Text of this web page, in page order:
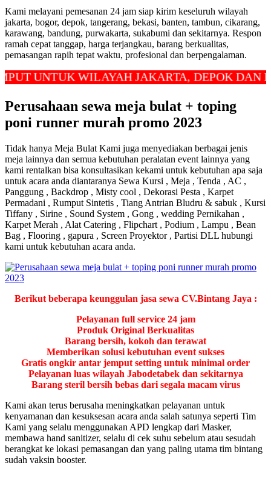
Kami melayani pemesanan 24 jam siap kirim keseluruh wilayah
jakarta, bogor, depok, tangerang, bekasi, banten, tambun, cikarang,
karawang, bandung, purwakarta, sukabumi dan sekitarnya. Respon
ramah cepat tanggap, harga terjangkau, barang berkualitas,
pemasangan rapih tepat waktu, profesional dan berpengalaman.
WILAYAH JAKARTA, DEPOK DAN
Perusahaan sewa meja bulat + toping
poni runner murah promo 2023
Tidak hanya Meja Bulat Kami juga menyediakan berbagai jenis
meja lainnya dan semua kebutuhan peralatan event lainnya yang
kami rentalkan bisa konsultasikan kekami untuk kebutuhan apa saja
untuk acara anda diantaranya Sewa Kursi , Meja , Tenda , AC ,
Panggung , Backdrop , Misty cool , Dekorasi Pesta , Karpet
Permadani , Rumput Sintetis , Tiang Antrian Bludru & sabuk , Kursi
Tiffany , Sirine , Sound System , Gong , wedding Pernikahan ,
Karpet Merah , Alat Catering , Flipchart , Podium , Lampu , Bean
Bag , Flooring , gapura , Screen Proyektor , Partisi DLL hubungi
kami untuk kebutuhan acara anda.
Berikut beberapa keunggulan jasa sewa CV.Bintang Jaya :
Pelayanan full service 24 jam
Produk Original Berkualitas
Barang bersih, kokoh dan terawat
Memberikan solusi kebutuhan event sukses
Gratis ongkir antar jemput setting untuk minimal order
Pelayanan luas wilayah Jabodetabek dan sekitarnya
Barang steril bersih bebas dari segala macam virus
Kami akan terus berusaha meningkatkan pelayanan untuk
kenyamanan dan kesuksesan acara anda salah satunya seperti Tim
Kami yang selalu menggunakan APD lengkap dari Masker,
membawa hand sanitizer, selalu di cek suhu sebelum atau sesudah
berangkat ke lokasi pemasangan dan yang paling utama tim bintang
sudah vaksin booster.